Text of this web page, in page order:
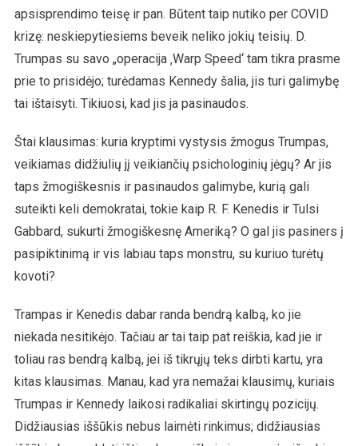
apsisprendimo teisę ir pan. Būtent taip nutiko per COVID
krizę: neskiepytiesiems beveik neliko jokių teisių. D.
Trumpas su savo „operacija ‚Warp Speed‘ tam tikra prasme
prie to prisidėjo; turėdamas Kennedy šalia, jis turi galimybę
tai ištaisyti. Tikiuosi, kad jis ja pasinaudos.
Štai klausimas: kuria kryptimi vystysis žmogus Trumpas,
veikiamas didžiulių jį veikiančių psichologinių jėgų? Ar jis
taps žmogiškesnis ir pasinaudos galimybe, kurią gali
suteikti keli demokratai, tokie kaip R. F. Kenedis ir Tulsi
Gabbard, sukurti žmogiškesnę Ameriką? O gal jis pasiners į
pasipiktinimą ir vis labiau taps monstru, su kuriuo turėtų
kovoti?
Trampas ir Kenedis dabar randa bendrą kalbą, ko jie
niekada nesitikėjo. Tačiau ar tai taip pat reiškia, kad jie ir
toliau ras bendrą kalbą, jei iš tikrųjų teks dirbti kartu, yra
kitas klausimas. Manau, kad yra nemažai klausimų, kuriais
Trumpas ir Kennedy laikosi radikaliai skirtingų pozicijų.
Didžiausias iššūkis nebus laimėti rinkimus; didžiausias